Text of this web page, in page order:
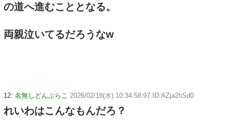
の道へ進むこととなる。
両親泣いてるだろうなw
12: 名無しどんぶらこ 2026/02/18(水) 10:34:58.97 ID:AZja2hSd0
れいわはこんなもんだろ？